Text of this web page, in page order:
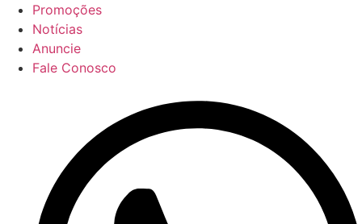
Promoções
Notícias
Anuncie
Fale Conosco